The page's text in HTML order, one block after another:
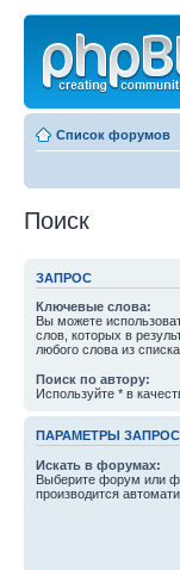
Список форумов
Поиск
ЗАПРОС
Ключевые слова:
Вы можете
слов, которых в
любого слова из
Поиск по автору:
Используйте * в
ПАРАМЕТРЫ
Искать в форумах:
Выберите форум или
производится